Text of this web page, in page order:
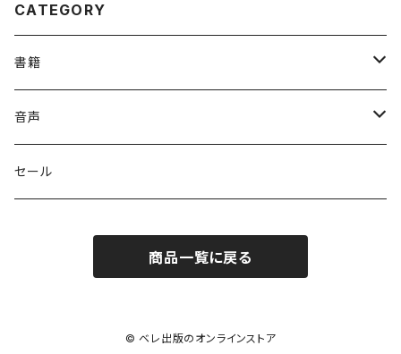
CATEGORY
書籍
英語
英会話・表現集
各国語
音声
英会話・表現集
セール
商品一覧に戻る
© ベレ出版のオンラインストア